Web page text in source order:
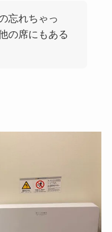
忘れちゃっ
の席にもある